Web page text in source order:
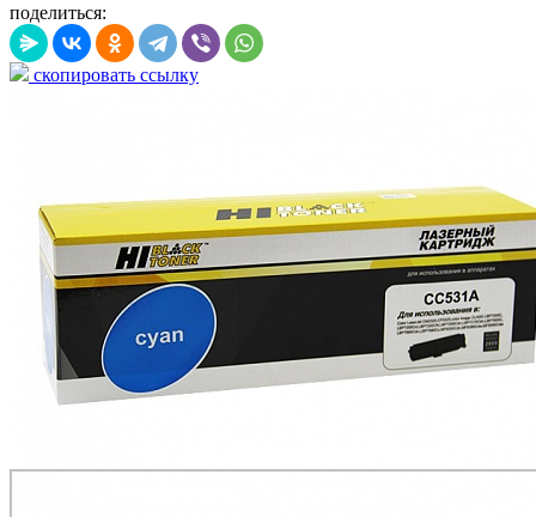
поделиться:
скопировать ссылку